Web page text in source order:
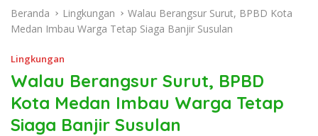
Beranda Lingkungan
Walau Berangsur Surut, BPBD Kota
Medan Imbau Warga Tetap Siaga Banjir Susulan
Lingkungan
Walau Berangsur Surut, BPBD
Kota Medan Imbau Warga Tetap
Siaga Banjir Susulan